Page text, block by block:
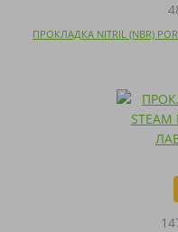
ПРОКЛАДКА NITRIL (NBR)